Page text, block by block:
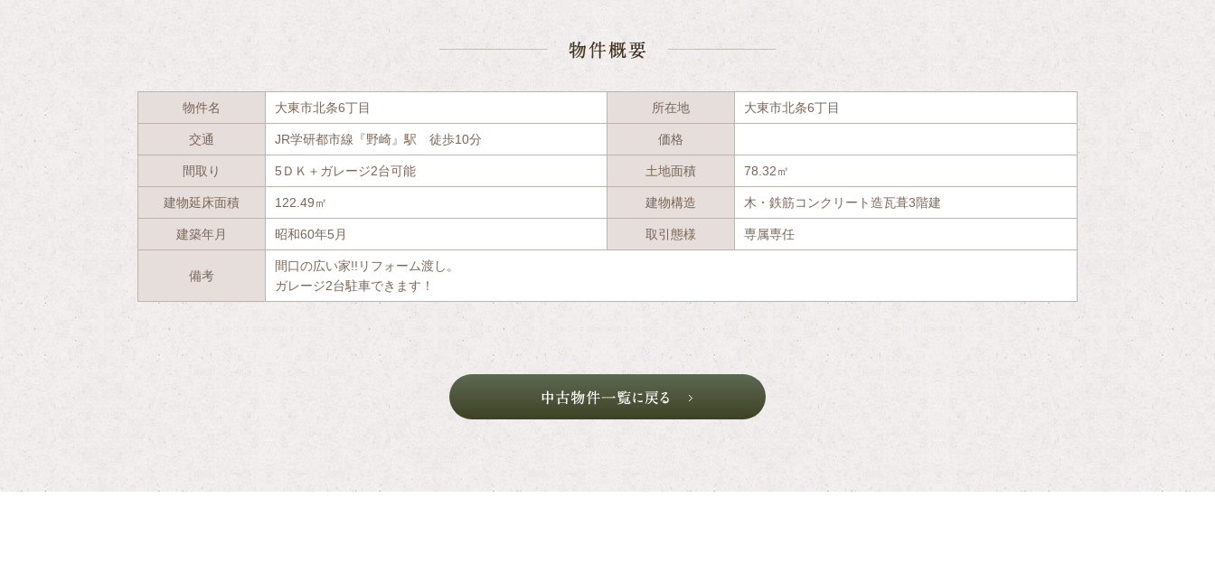
物件名 大東市北条6丁目 所在地 大東市北条6丁目
交通 JR学研都市線『野崎』駅 徒歩10分 価格
間取り 5ＤＫ＋ガレージ2台可能 土地面積 78.32㎡
建物延床面積 122.49㎡ 建物構造 木・鉄筋コンクリート造瓦葺3階建
建築年月 昭和60年5月 取引態様 専属専任
備考
間口の広い家!!リフォーム渡し。
ガレージ2台駐車できます！